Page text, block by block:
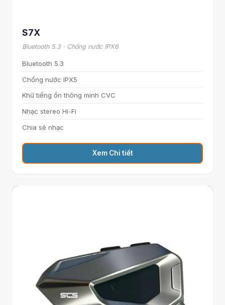
S7X
Bluetooth 5.3 · Chống nước IPX6
Bluetooth 5.3
Chống nước IPX5
Khử tiếng ồn thông minh CVC
Nhạc stereo Hi-Fi
Chia sẻ nhạc
Xem Chi tiết